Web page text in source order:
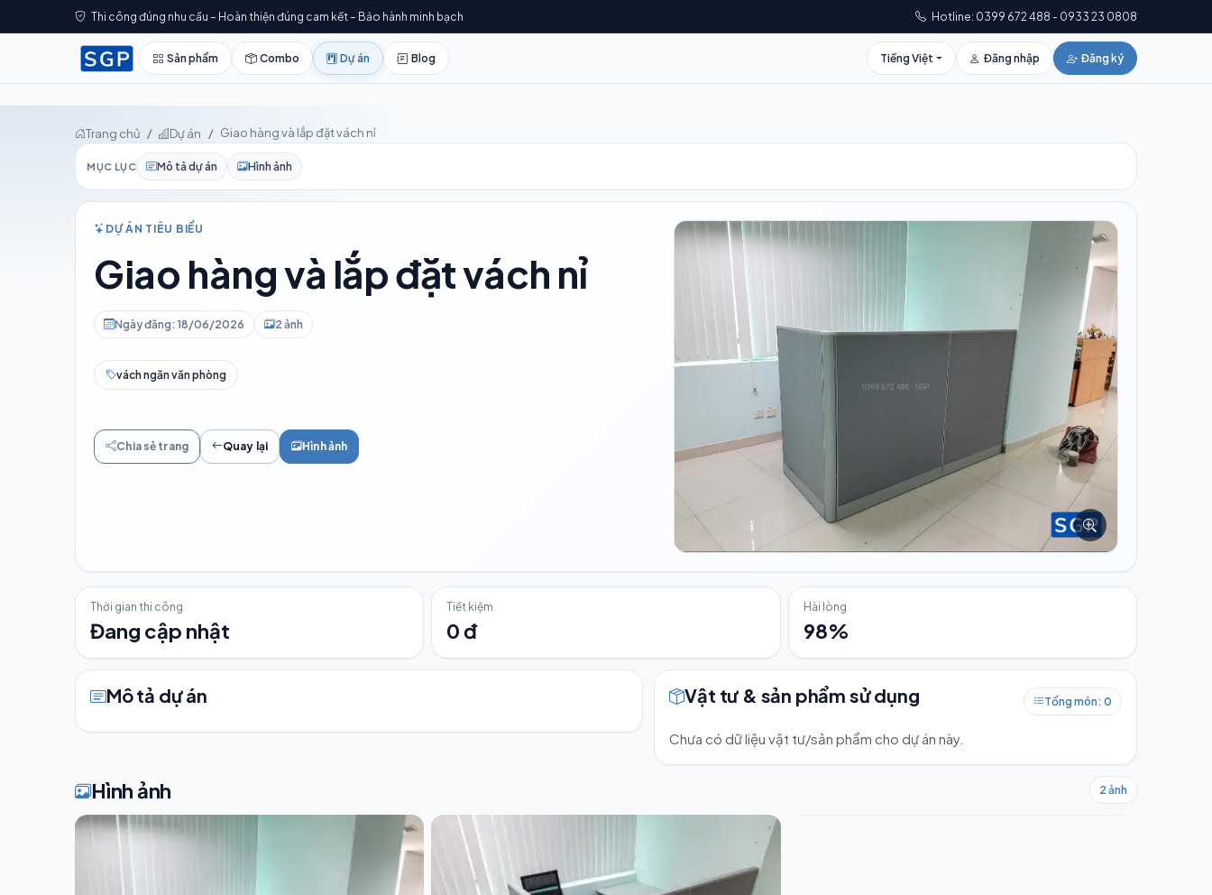
Thi công đúng nhu cầu – Hoàn thiện đúng cam kết – Bảo hành minh bạch Hotline: 0399 672 488 - 0933 23 0808
Sản phẩm Combo Dự án Blog Tiếng Việt Đăng nhập Đăng ký
Trang chủ Dự án Giao hàng và lắp đặt vách nỉ
MỤC LỤC Mô tả dự án Hình ảnh
DỰ ÁN TIÊU BIỂU
Giao hàng và lắp đặt vách nỉ
Ngày đăng: 18/06/2026 2 ảnh
vách ngăn văn phòng
Chia sẻ trang Quay lại Hình ảnh
Thời gian thi công
Đang cập nhật
Tiết kiệm
0 đ
Hài lòng
98%
Mô tả dự án Vật tư & sản phẩm sử dụng Tổng món: 0
Chưa có dữ liệu vật tư/sản phẩm cho dự án này.
Hình ảnh 2 ảnh